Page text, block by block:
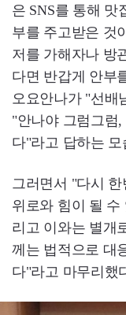
은 SNS를 통해 맛
부를 주고받은 것
저를 가해자나 방
다면 반갑게 안부
오요안나가 "선배
"안나야 그럼그럼
다"라고 답하는
그러면서 "다시
위로와 힘이 될 수
리고 이와는 별개
께는 법적으로 대
다"라고 마무리했